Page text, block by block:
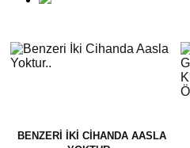
BENZERI İKI CIHANDA AASLA